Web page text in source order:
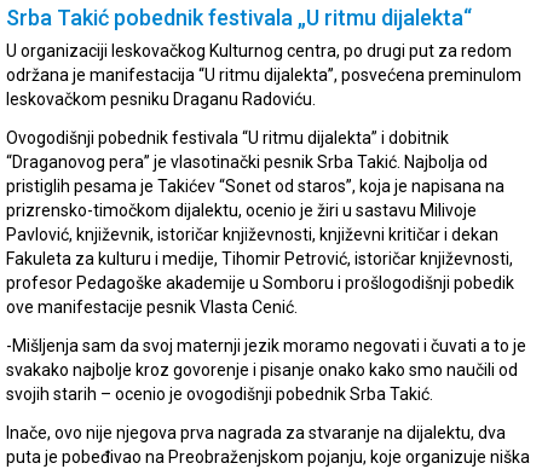
Srba Takić pobednik festivala „U ritmu dijalekta“
U organizaciji leskovačkog Kulturnog centra, po drugi put za redom
održana je manifestacija “U ritmu dijalekta”, posvećena preminulom
leskovačkom pesniku Draganu Radoviću.
Ovogodišnji pobednik festivala “U ritmu dijalekta” i dobitnik
“Draganovog pera” je vlasotinački pesnik Srba Takić. Najbolja od
pristiglih pesama je Takićev “Sonet od staros”, koja je napisana na
prizrensko-timočkom dijalektu, ocenio je žiri u sastavu Milivoje
Pavlović, književnik, istoričar književnosti, književni kritičar i dekan
Fakuleta za kulturu i medije, Tihomir Petrović, istoričar književnosti,
profesor Pedagoške akademije u Somboru i prošlogodišnji pobedik
ove manifestacije pesnik Vlasta Cenić.
-Mišljenja sam da svoj maternji jezik moramo negovati i čuvati a to je
svakako najbolje kroz govorenje i pisanje onako kako smo naučili od
svojih starih – ocenio je ovogodišnji pobednik Srba Takić.
Inače, ovo nije njegova prva nagrada za stvaranje na dijalektu, dva
puta je pobeđivao na Preobraženjskom pojanju, koje organizuje niška